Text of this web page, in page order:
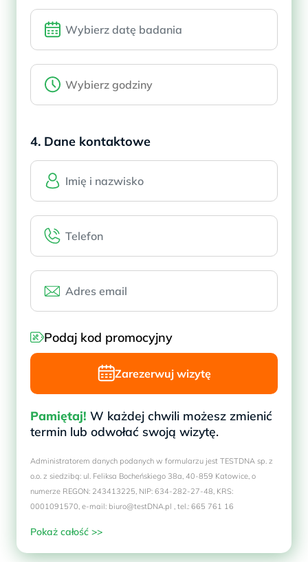
4. Dane kontaktowe
Podaj kod promocyjny
Zarezerwuj wizytę
Pamiętaj! W każdej chwili możesz zmienić
termin lub odwołać swoją wizytę.
Administratorem danych podanych w formularzu jest TESTDNA sp. z
o.o. z siedzibą: ul. Feliksa Bocheńskiego 38a, 40-859 Katowice, o
numerze REGON: 243413225, NIP: 634-282-27-48, KRS:
0001091570, e-mail: biuro@testDNA.pl , tel.: 665 761 16
Pokaż całość >>